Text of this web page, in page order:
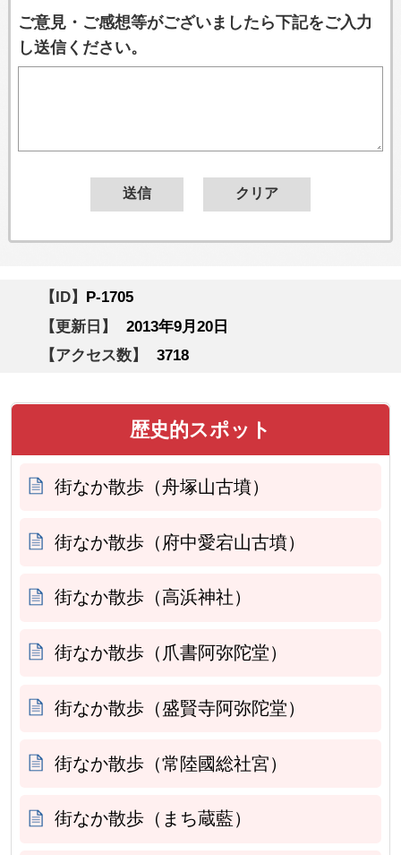
ご意見・ご感想等がございましたら下記をご入力
し送信ください。
【ID】 P-1705
【更新日】
2013年9月20日
【アクセス数】
3718
歴史的スポット
街なか散歩（舟塚山古墳）
街なか散歩（府中愛宕山古墳）
街なか散歩（高浜神社）
街なか散歩（爪書阿弥陀堂）
街なか散歩（盛賢寺阿弥陀堂）
街なか散歩（常陸國総社宮）
街なか散歩（まち蔵藍）